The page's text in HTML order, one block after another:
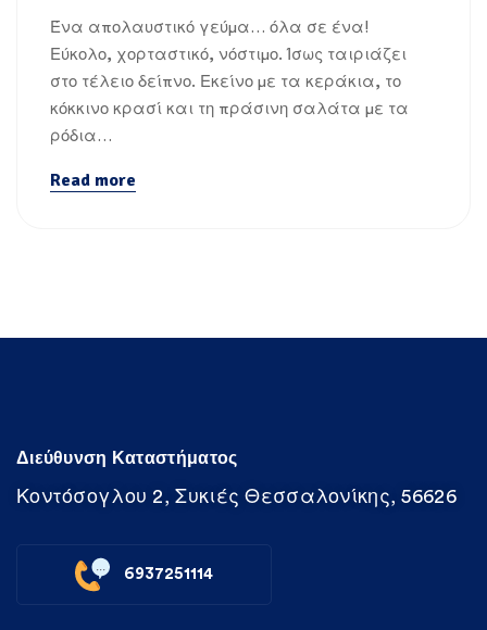
Ένα απολαυστικό γεύμα… όλα σε ένα!
Εύκολο, χορταστικό, νόστιμο. Ίσως ταιριάζει
στο τέλειο δείπνο. Εκείνο με τα κεράκια, το
κόκκινο κρασί και τη πράσινη σαλάτα με τα
ρόδια…
Read more
Διεύθυνση Καταστήματος
Κοντόσογλου 2, Συκιές Θεσσαλονίκης, 56626
6937251114